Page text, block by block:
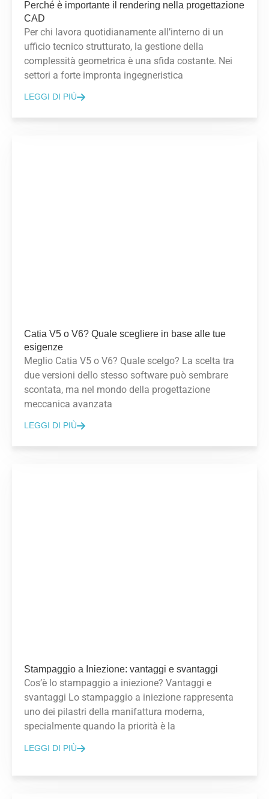
Perché è importante il rendering nella progettazione
CAD
Per chi lavora quotidianamente all’interno di un
ufficio tecnico strutturato, la gestione della
complessità geometrica è una sfida costante. Nei
settori a forte impronta ingegneristica
LEGGI DI PIÙ
Catia V5 o V6? Quale scegliere in base alle tue
esigenze
Meglio Catia V5 o V6? Quale scelgo? La scelta tra
due versioni dello stesso software può sembrare
scontata, ma nel mondo della progettazione
meccanica avanzata
LEGGI DI PIÙ
Stampaggio a Iniezione: vantaggi e svantaggi
Cos’è lo stampaggio a iniezione? Vantaggi e
svantaggi Lo stampaggio a iniezione rappresenta
uno dei pilastri della manifattura moderna,
specialmente quando la priorità è la
LEGGI DI PIÙ